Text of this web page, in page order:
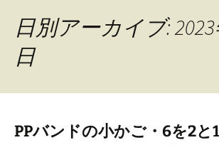
日別アーカイブ:
日
PPバンドの小かご・6を2と1